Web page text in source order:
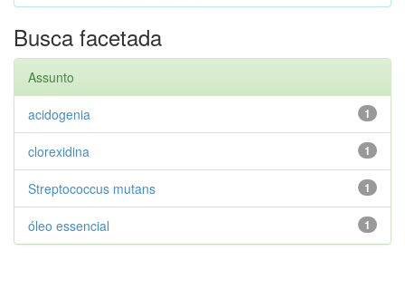
Busca facetada
Assunto
1
acidogenia
1
clorexidina
1
Streptococcus mutans
1
óleo essencial